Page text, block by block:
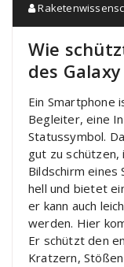
Wie
des
Ein Smartphone
Begleiter, eine
Statussymbol.
gut zu
Bildschirm eines
hell und bietet
er kann auch
werden. Hier
Er schützt den
Kratzern,